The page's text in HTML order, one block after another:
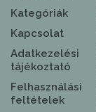
Kategóriák
Kapcsolat
Adatkezelési
tájékoztató
Felhasználási
feltételek